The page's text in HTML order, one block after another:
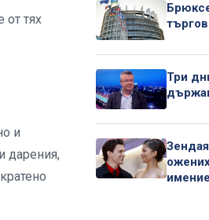
от тях
и
дарения,
Три
имение